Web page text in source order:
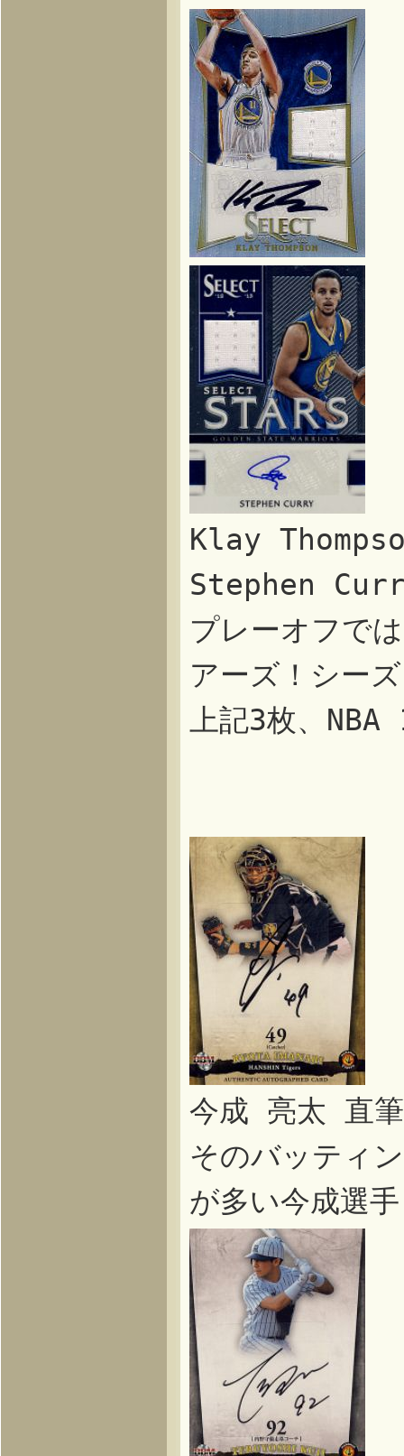
Klay
Stephen
プレーオフで
アーズ！シー
上記3枚、
今成 亮太 直
そのバッティ
が多い今成選